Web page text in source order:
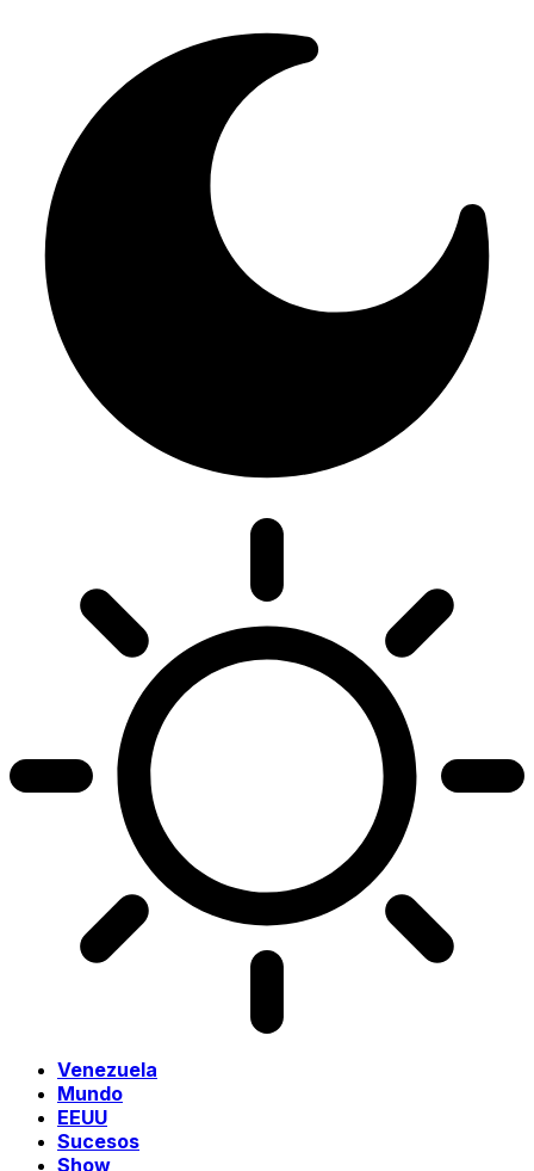
Venezuela
Mundo
EEUU
Sucesos
Show